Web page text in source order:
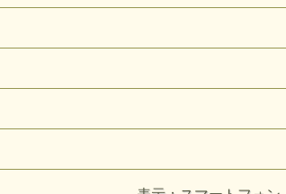
存在していると思いがちです。